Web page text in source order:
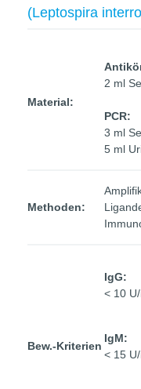
(Leptospira
Material:
2 ml
PCR:
3 ml
5 ml
Methoden:
Bew.-Kriterien
IgG:
< 10
IgM:
< 15